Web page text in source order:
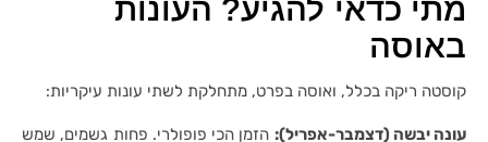
מתי כדאי להגיע? העונות
באוסה
קוסטה ריקה בכלל, ואוסה בפרט, מתחלקת לשתי עונות עיקריות:
עונה יבשה (דצמבר-אפריל): הזמן הכי פופולרי. פחות גשמים, שמש